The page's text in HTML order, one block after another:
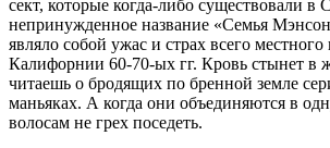
сект, которые когда-либо существовали
непринужденное название «Семья
являло собой ужас и страх всего местного
Калифорнии 60-70-ых гг. Кровь стынет в
читаешь о бродящих по бренной земле
маньяках. А когда они объединяются в
волосам не грех поседеть.